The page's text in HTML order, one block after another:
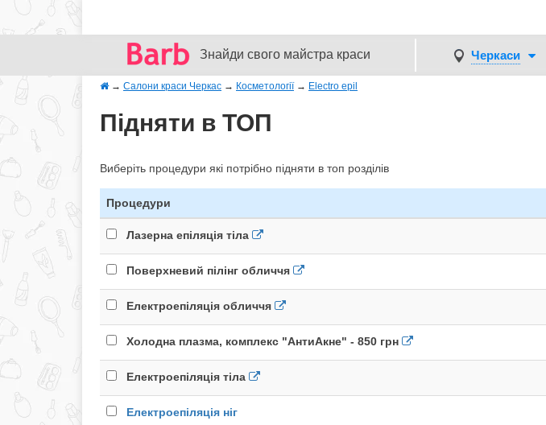
Знайди свого майстра краси Черкаси
→ Салони краси Черкас → Косметології → Electro epil
Підняти в ТОП
Виберіть процедури які потрібно підняти в топ розділів
Процедури
Лазерна епіляція тіла
Поверхневий пілінг обличчя
Електроепіляція обличчя
Холодна плазма, комплекс "АнтиАкне" - 850 грн
Електроепіляція тіла
Електроепіляція ніг